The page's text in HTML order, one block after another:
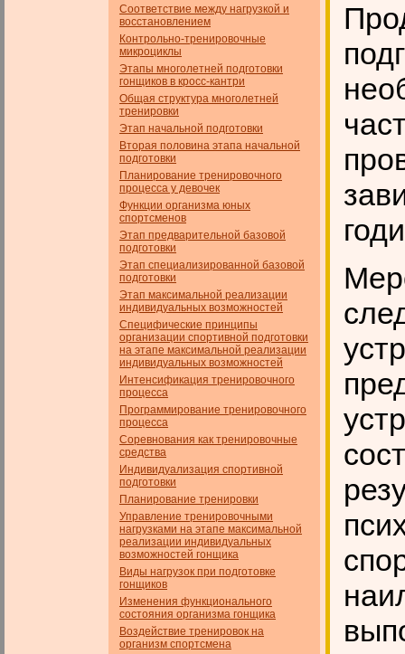
Соответствие между нагрузкой и
восстановлением
Контрольно-тренировочные
микроциклы
Этапы многолетней подготовки
гонщиков в кросс-кантри
Общая структура многолетней
тренировки
Этап начальной подготовки
Вторая половина этапа начальной
подготовки
Планирование тренировочного
процесса у девочек
Функции организма юных
спортсменов
Этап предварительной базовой
подготовки
Этап специализированной базовой
подготовки
Этап максимальной реализации
индивидуальных возможностей
Специфические принципы
организации спортивной подготовки
на этапе максимальной реализации
индивидуальных возможностей
Интенсификация тренировочного
процесса
Программирование тренировочного
процесса
Соревнования как тренировочные
средства
Индивидуализация спортивной
подготовки
Планирование тренировки
Управление тренировочными
нагрузками на этапе максимальной
реализации индивидуальных
возможностей гонщика
Виды нагрузок при подготовке
гонщиков
Изменения функционального
состояния организма гонщика
Воздействие тренировок на
организм спортсмена